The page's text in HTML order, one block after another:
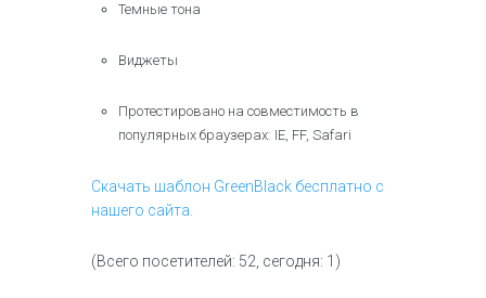
Темные тона
Виджеты
Протестировано на совместимость в
популярных браузерах: IE, FF, Safari
Скачать шаблон GreenBlack бесплатно с
нашего сайта.
(Всего посетителей: 52, сегодня: 1)